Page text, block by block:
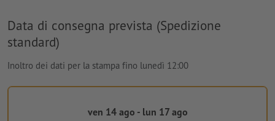
Data di consegna prevista (Spedizione
standard)
Inoltro dei dati per la stampa fino lunedì 12:00
ven 14 ago - lun 17 ago